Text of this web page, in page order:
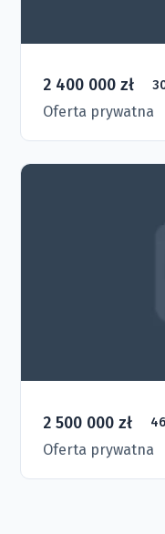
2 400 000 zł
Oferta prywatna
2 500 000 zł
Oferta prywatna